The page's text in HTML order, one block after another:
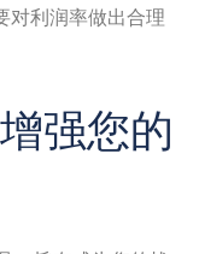
对利润率做出合理
强您的